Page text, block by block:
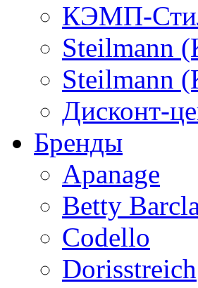
КЭМП-
Steilmann
Steilmann
Дисконт-
Бренды
Apanage
Betty
Codello
Dorisstreich